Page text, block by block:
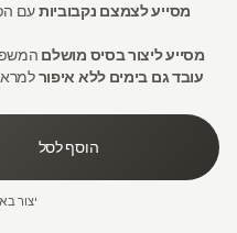
מסייע לצמצם נקבוביותעם
מסייע ליצור בסיס מושלם
עובד גם בימים ללא איפור
הוסף לסל
יצור ב